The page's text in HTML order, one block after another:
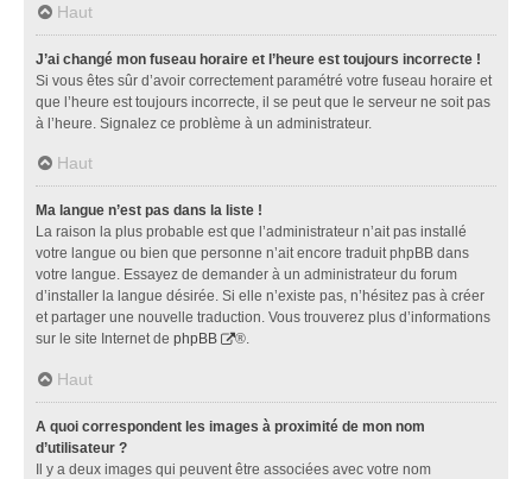
Haut
J’ai changé mon fuseau horaire et l’heure est toujours incorrecte !
Si vous êtes sûr d’avoir correctement paramétré votre fuseau horaire et
que l’heure est toujours incorrecte, il se peut que le serveur ne soit pas
à l’heure. Signalez ce problème à un administrateur.
Haut
Ma langue n’est pas dans la liste !
La raison la plus probable est que l’administrateur n’ait pas installé
votre langue ou bien que personne n’ait encore traduit phpBB dans
votre langue. Essayez de demander à un administrateur du forum
d’installer la langue désirée. Si elle n’existe pas, n’hésitez pas à créer
et partager une nouvelle traduction. Vous trouverez plus d’informations
sur le site Internet de phpBB ®.
Haut
A quoi correspondent les images à proximité de mon nom
d’utilisateur ?
Il y a deux images qui peuvent être associées avec votre nom